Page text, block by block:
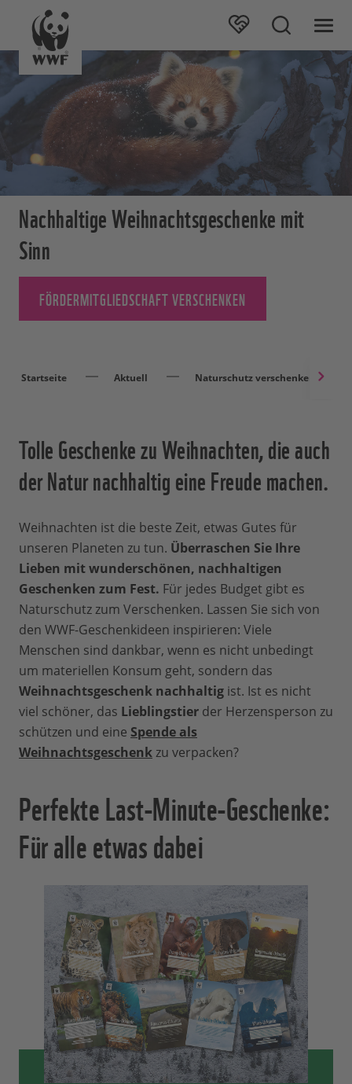
Nachhaltige Weihnachtsgeschenke mit
Sinn
FÖRDERMITGLIEDSCHAFT VERSCHENKEN
Startseite Aktuell Naturschutz verschenken
Tolle Geschenke zu Weihnachten, die auch
der Natur nachhaltig eine Freude machen.
Weihnachten ist die beste Zeit, etwas Gutes für
unseren Planeten zu tun. Überraschen Sie Ihre
Lieben mit wunderschönen, nachhaltigen
Geschenken zum Fest. Für jedes Budget gibt es
Naturschutz zum Verschenken. Lassen Sie sich von
den WWF-Geschenkideen inspirieren: Viele
Menschen sind dankbar, wenn es nicht unbedingt
um materiellen Konsum geht, sondern das
Weihnachtsgeschenk nachhaltig ist. Ist es nicht
viel schöner, das Lieblingstier der Herzensperson zu
schützen und eine Spende als
Weihnachtsgeschenkzu verpacken?
Perfekte Last-Minute-Geschenke:
Für alle etwas dabei